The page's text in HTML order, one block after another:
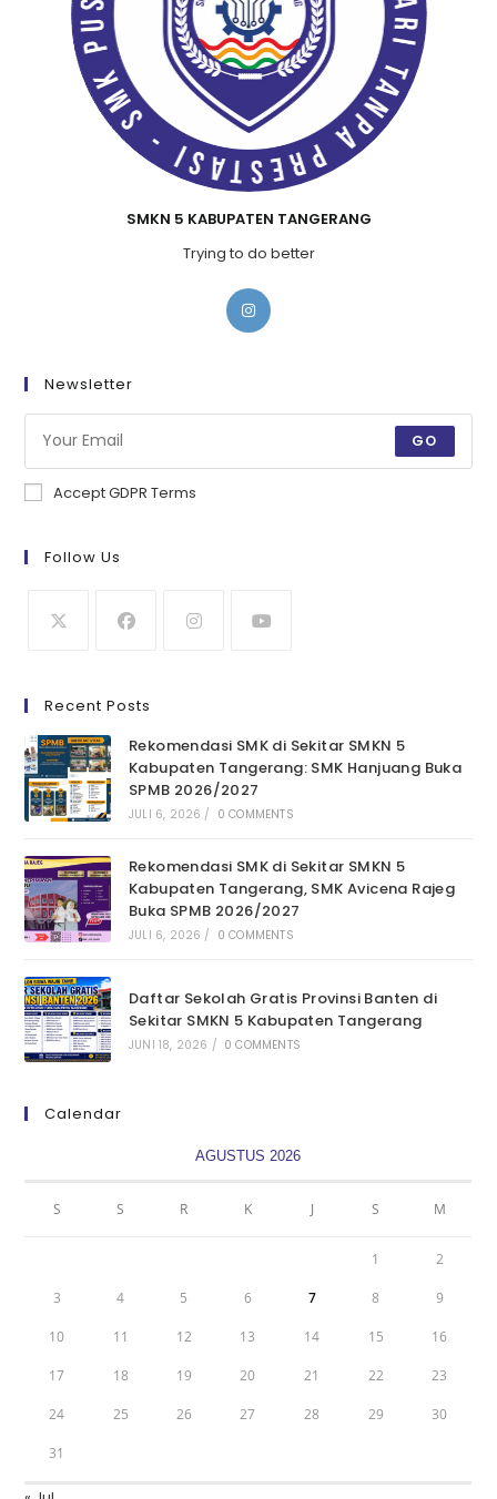
SMKN 5 KABUPATEN TANGERANG
Trying to do better
Newsletter
GO
Accept GDPR Terms
Follow Us
Recent Posts
Rekomendasi SMK di Sekitar SMKN 5
Kabupaten Tangerang: SMK Hanjuang Buka
SPMB 2026/2027
JULI 6, 2026 / 0 COMMENTS
Rekomendasi SMK di Sekitar SMKN 5
Kabupaten Tangerang, SMK Avicena Rajeg
Buka SPMB 2026/2027
JULI 6, 2026 / 0 COMMENTS
Daftar Sekolah Gratis Provinsi Banten di
Sekitar SMKN 5 Kabupaten Tangerang
JUNI 18, 2026 / 0 COMMENTS
Calendar
AGUSTUS 2026
S S R K J S M
1 2
3 4 5 6 7 8 9
10 11 12 13 14 15 16
17 18 19 20 21 22 23
24 25 26 27 28 29 30
31